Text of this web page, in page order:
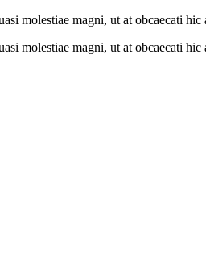
molestiae magni, ut at obcaecati
molestiae magni, ut at obcaecati